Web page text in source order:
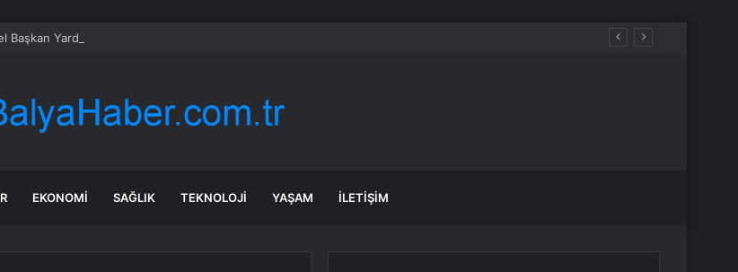
Yardımcısı Yunanistan’a alınmadı
EKONOMI SAĞLIK TEKNOLOJI YAŞAM İLETIŞIM